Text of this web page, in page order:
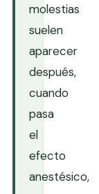
molestias
suelen
aparecer
después,
cuando
pasa
el
efecto
anestésico,